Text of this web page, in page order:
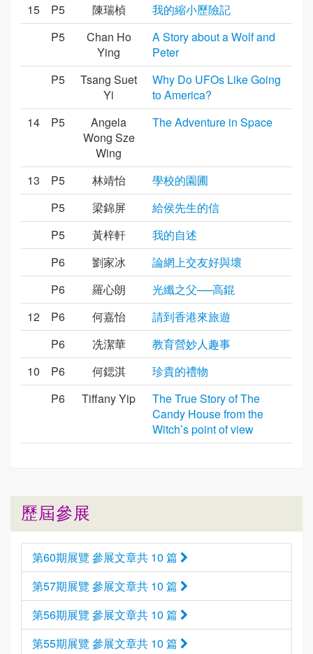
15 P5 陳瑞楨
我的縮小歷險記
P5
Chan Ho
Ying
A Story about a Wolf and
Peter
P5
Tsang Suet
Yi
Why Do UFOs Like Going
to America?
14
P5
Angela
Wong Sze
Wing
The Adventure in Space
13 P5 林靖怡
學校的園圃
P5
梁錦屏
給侯先生的信
P5
黃梓軒
我的自述
P6
劉家冰
論網上交友好與壞
P6
羅心朗
光纖之父──高錕
12
P6 何嘉怡
請到香港來旅遊
P6
冼潔華
教育營妙人趣事
10
P6 何鍶淇
珍貴的禮物
P6
Tiffany Yip
The True Story of The
Candy House from the
Witch’s point of view
歷屆參展
第60期展覽 參展文章共 10 篇
第57期展覽 參展文章共 10 篇
第56期展覽 參展文章共 10 篇
第55期展覽 參展文章共 10 篇